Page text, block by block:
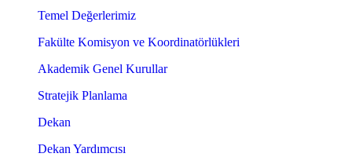
Temel Değerlerimiz
Fakülte Komisyon ve Koordinatörlükleri
Akademik Genel Kurullar
Stratejik Planlama
Dekan
Dekan Yardımcısı